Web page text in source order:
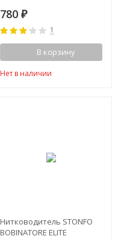
780 ₽
1
В корзину
Нет в наличии
Нитководитель STONFO
BOBINATORE ELITE